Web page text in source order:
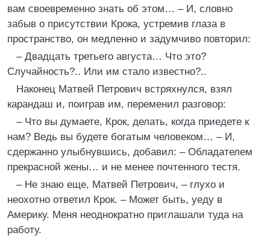
вам своевременно знать об этом… – И, словно
забыв о присутствии Крока, устремив глаза в
пространство, он медленно и задумчиво повторил:
– Двадцать третьего августа… Что это?
Случайность?.. Или им стало известно?..
Наконец Матвей Петрович встряхнулся, взял
карандаш и, поиграв им, переменил разговор:
– Что вы думаете, Крок, делать, когда приедете к
нам? Ведь вы будете богатым человеком… – И,
сдержанно улыбнувшись, добавил: – Обладателем
прекрасной жены… и не менее почтенного тестя.
– Не знаю еще, Матвей Петрович, – глухо и
неохотно ответил Крок. – Может быть, уеду в
Америку. Меня неоднократно приглашали туда на
работу.